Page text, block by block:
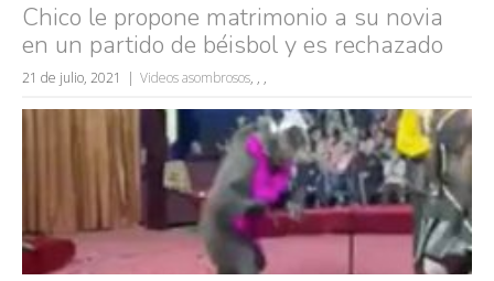
Búsquedas populares
mujeres guapas
volver a nacer
accidentes
wtf
rusos
caídas
fails
Chico le propone matrimonio a su novia
en un partido de béisbol y es rechazado
21 de julio, 2021 Videos asombrosos, , ,